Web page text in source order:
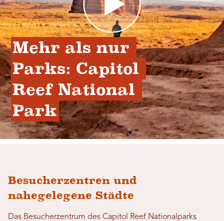
Mehr als nur
Parks: Capitol
Reef National
Park
Besucherzentren und
nahegelegene Städte
Das Besucherzentrum des Capitol Reef Nationalparks